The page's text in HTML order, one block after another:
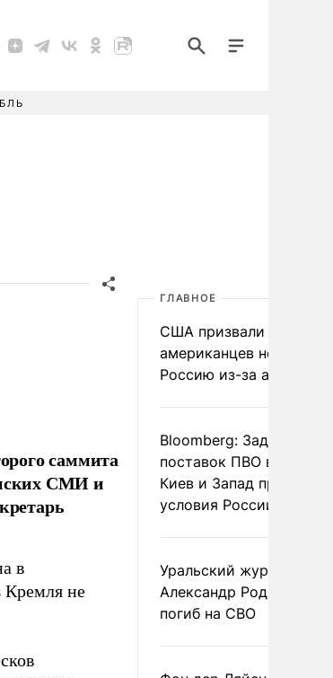
саммита
СМИ и
в
Кремля не
ГЛАВНОЕ
США призвали
американцев не
Россию из-за атак ВСУ
Bloomberg: Задержка
поставок ПВО вынудит
Киев и Запад принять
условия России
Уральский журналист
Александр Родионов
погиб на СВО